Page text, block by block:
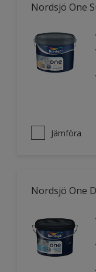
Nordsjö One
Jämföra
Nordsjö One